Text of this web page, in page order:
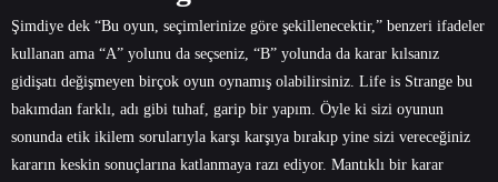
Şimdiye dek “Bu oyun, seçimlerinize göre şekillenecektir,” benzeri ifadeler
kullanan ama “A” yolunu da seçseniz, “B” yolunda da karar kılsanız
gidişatı değişmeyen birçok oyun oynamış olabilirsiniz. Life is Strange bu
bakımdan farklı, adı gibi tuhaf, garip bir yapım. Öyle ki sizi oyunun
sonunda etik ikilem sorularıyla karşı karşıya bırakıp yine sizi vereceğiniz
kararın keskin sonuçlarına katlanmaya razı ediyor. Mantıklı bir karar